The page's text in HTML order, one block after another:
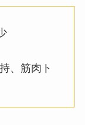
、筋肉ト